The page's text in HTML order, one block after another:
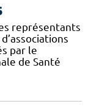
représentants
par le
de Santé